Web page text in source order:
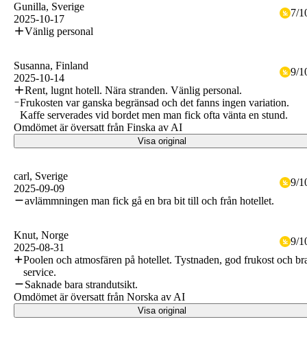
Gunilla, Sverige
2025-10-17
7/
Vänlig personal
Susanna, Finland
2025-10-14
9/
Rent, lugnt hotell. Nära stranden. Vänlig personal.
Frukosten var ganska begränsad och det fanns ingen variation.
Kaffe serverades vid bordet men man fick ofta vänta en stund.
Omdömet är översatt från Finska av AI
Visa original
carl, Sverige
2025-09-09
9/
avlämmningen man fick gå en bra bit till och från hotellet.
Knut, Norge
2025-08-31
9/
Poolen och atmosfären på hotellet. Tystnaden, god frukost och
service.
Saknade bara strandutsikt.
Omdömet är översatt från Norska av AI
Visa original